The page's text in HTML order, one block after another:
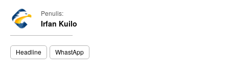
Penulis:
Irfan Kuilo
Headline WhastApp